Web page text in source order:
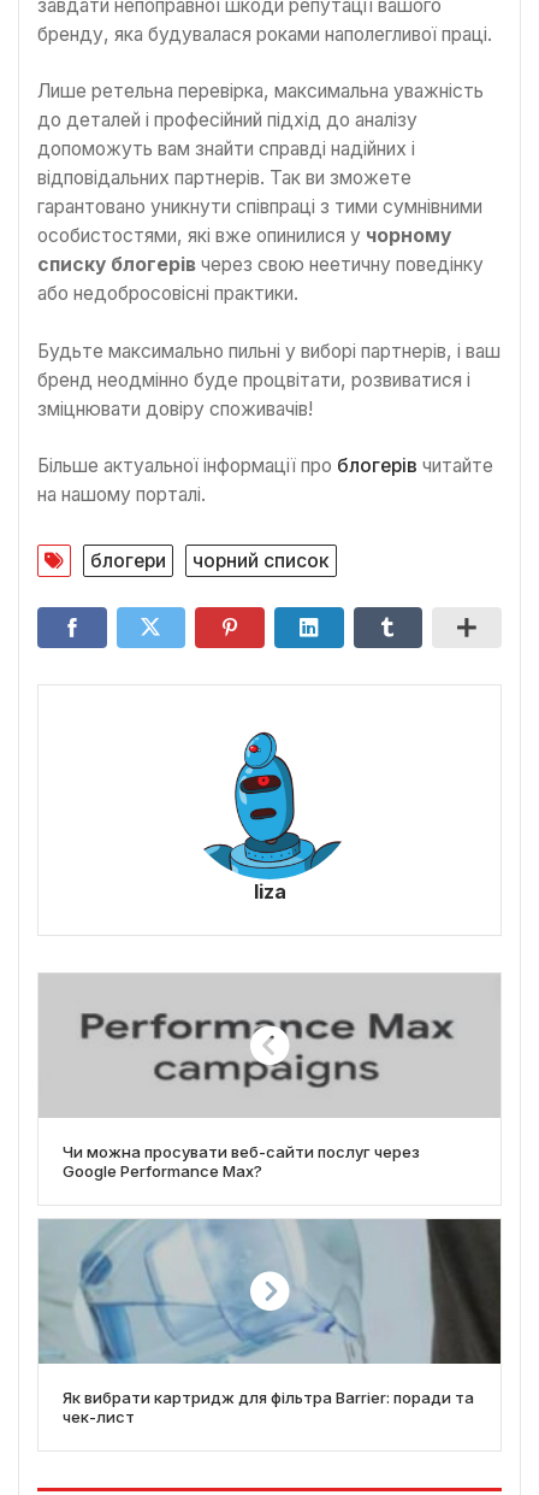
завдати непоправної шкоди репутації вашого
бренду, яка будувалася роками наполегливої праці.
Лише ретельна перевірка, максимальна уважність
до деталей і професійний підхід до аналізу
допоможуть вам знайти справді надійних і
відповідальних партнерів. Так ви зможете
гарантовано уникнути співпраці з тими сумнівними
особистостями, які вже опинилися у чорному
списку блогерів через свою неетичну поведінку
або недобросовісні практики.
Будьте максимально пильні у виборі партнерів, і ваш
бренд неодмінно буде процвітати, розвиватися і
зміцнювати довіру споживачів!
Більше актуальної інформації про блогерів читайте
на нашому порталі.
блогери чорний список
liza
Чи можна просувати веб-сайти послуг через
Google Performance Max?
Як вибрати картридж для фільтра Barrier: поради та
чек-лист